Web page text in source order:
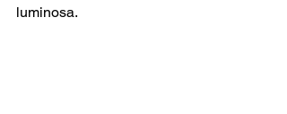
luminosa.